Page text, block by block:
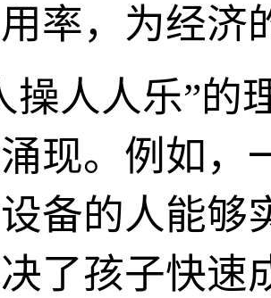
率，为经济
操人人乐”的
现。例如，
备的人能够
了孩子快速